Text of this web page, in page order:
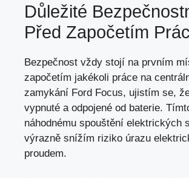
Důležité
Před Započetím
Bezpečnost vždy stojí na prvním
započetím jakékoli práce na
zamykání Ford Focus, ujistím se,
vypnuté a odpojené od baterie.
náhodnému spouštění elektrických
výrazně snížím riziko úrazu
proudem.